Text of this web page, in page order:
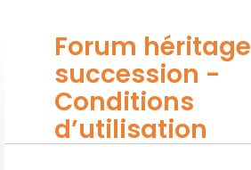
Forum héritage
succession -
Conditions
d’utilisation